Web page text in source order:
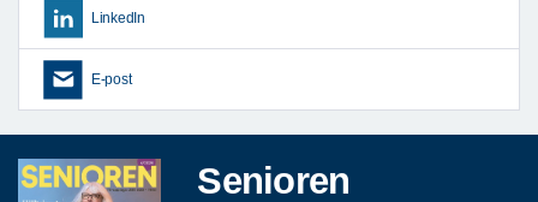
LinkedIn
E-post
Senioren